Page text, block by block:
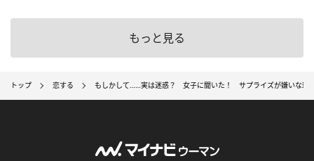
もっと見る
トップ 恋する もしかして……実は迷惑？ 女子に聞いた！ サプライズが嫌いな理